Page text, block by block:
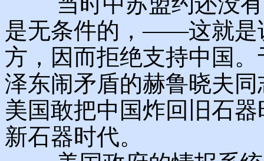
是无条件的，——这就是
方，因而拒绝支持中国
泽东闹矛盾的赫鲁晓夫
美国敢把中国炸回旧石
新石器时代。